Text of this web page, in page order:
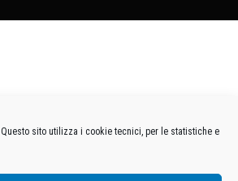
Questo sito utilizza i cookie tecnici, per le statistiche e